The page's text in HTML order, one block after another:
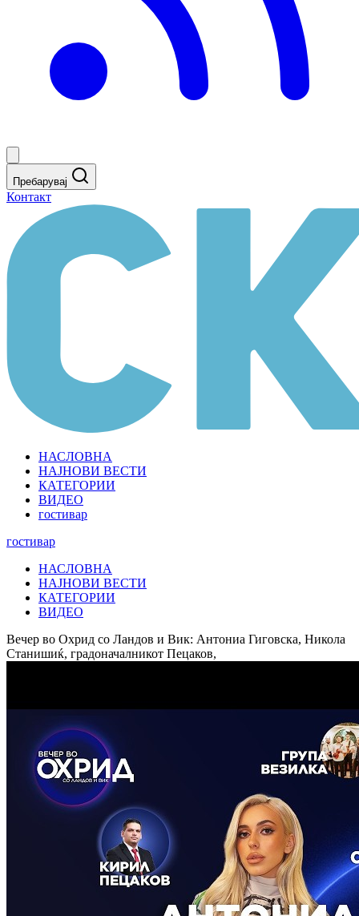
Пребарувај
Контакт
НАСЛОВНА
НАЈНОВИ ВЕСТИ
КАТЕГОРИИ
ВИДЕО
гостивар
гостивар
НАСЛОВНА
НАЈНОВИ ВЕСТИ
КАТЕГОРИИ
ВИДЕО
Вечер во Охрид со Ландов и Вик: Антониа Гиговска, Никола
Станишиќ, градоначалникот Пецаков,